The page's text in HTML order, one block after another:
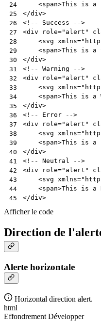
24
25
26
27
28
29
30
31
32
33
34
35
36
37
38
39
40
41
42
43
44
45
<span>This is a
</div>
<!-- Success -->
<div role="alert"
<svg xmlns=
<span>This is a
</div>
<!-- Warning -->
<div role="alert"
<svg xmlns=
<span>This is a
</div>
<!-- Error -->
<div role="alert"
<svg xmlns=
<span>This is a
</div>
<!-- Neutral -->
<div role="alert"
<svg xmlns=
<span>This is a
</div>
Afficher le code
Direction de
Alerte horizontale
Horizontal direction alert.
html
Effondrement Développer